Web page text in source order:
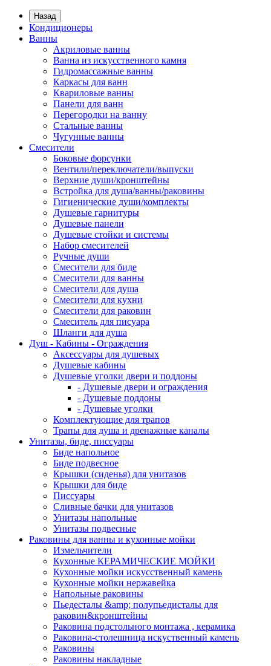
Назад
Кондиционеры
Ванны
Акриловые ванны
Ванна из искусственного камня
Гидромассажные ванны
Каркасы для ванн
Квариловые ванны
Панели для ванн
Перегородки на ванну
Стальные ванны
Чугунные ванны
Смесители
Боковые форсунки
Вентили/переключатели/выпуски
Верхние души/кронштейны
Встройка для душа/ванны/раковины
Гигиенические души/комплекты
Душевые гарнитуры
Душевые панели
Душевые стойки и системы
Набор смесителей
Ручные души
Смесители для биде
Смесители для ванны
Смесители для душа
Смесители для кухни
Смесители для раковин
Смеситель для писуара
Шланги для душа
Душ - Кабины - Ограждения
Аксессуары для душевых
Душевые кабины
Душевые уголки двери и поддоны
- Душевые двери и ограждения
- Душевые поддоны
- Душевые уголки
Комплектующие для трапов
Трапы для душа и дренажные каналы
Унитазы, биде, писсуары
Биде напольное
Биде подвесное
Крышки (сиденья) для унитазов
Крышки для биде
Писсуары
Сливные бачки для унитазов
Унитазы напольные
Унитазы подвесные
Раковины для ванны и кухонные мойки
Измельчители
Кухонные КЕРАМИЧЕСКИЕ МОЙКИ
Кухонные мойки искусственный камень
Кухонные мойки нержавейка
Напольные раковины
Пьедесталы &amp; полупьедисталы для
раковин&кронштейны
Раковина подстольного монтажа , керамика
Раковина-столешница искуственный камень
Раковины
Раковины накладные